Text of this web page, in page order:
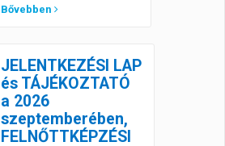
Bővebben
JELENTKEZÉSI LAP
és TÁJÉKOZTATÓ
a 2026
szeptemberében,
FELNŐTTKÉPZÉSI